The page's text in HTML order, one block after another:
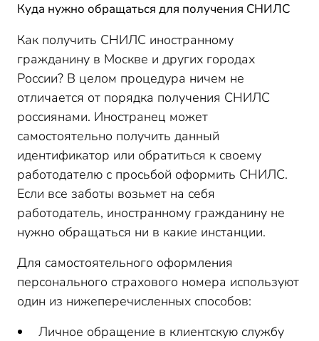
Куда нужно обращаться для получения СНИЛС
Как получить СНИЛС иностранному
гражданину в Москве и других городах
России? В целом процедура ничем не
отличается от порядка получения СНИЛС
россиянами. Иностранец может
самостоятельно получить данный
идентификатор или обратиться к своему
работодателю с просьбой оформить СНИЛС.
Если все заботы возьмет на себя
работодатель, иностранному гражданину не
нужно обращаться ни в какие инстанции.
Для самостоятельного оформления
персонального страхового номера используют
один из нижеперечисленных способов:
Личное обращение в клиентскую службу